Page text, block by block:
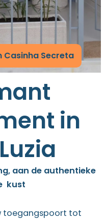
Casinha Secreta
in
aan de authentieke
kust
toegangspoort tot